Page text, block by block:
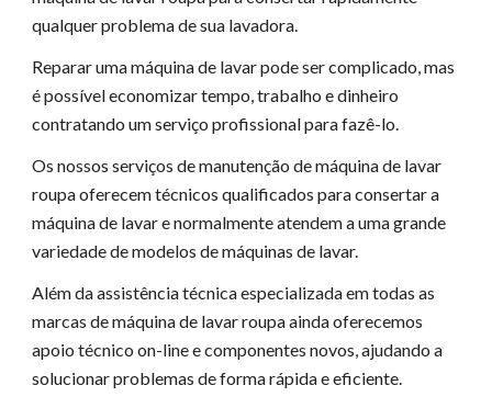
qualquer problema de sua lavadora.
Reparar uma máquina de lavar pode ser complicado, mas
é possível economizar tempo, trabalho e dinheiro
contratando um serviço profissional para fazê-lo.
Os nossos serviços de manutenção de máquina de lavar
roupa oferecem técnicos qualificados para consertar a
máquina de lavar e normalmente atendem a uma grande
variedade de modelos de máquinas de lavar.
Além da assistência técnica especializada em todas as
marcas de máquina de lavar roupa ainda oferecemos
apoio técnico on-line e componentes novos, ajudando a
solucionar problemas de forma rápida e eficiente.